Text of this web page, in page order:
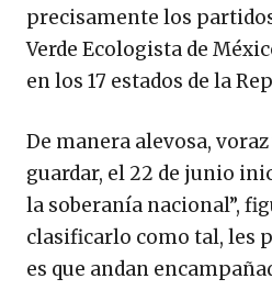
precisamente los
Verde Ecologista de
en los 17 estados de la
De manera alevosa,
guardar, el 22 de junio
la soberanía nacional”,
clasificarlo como tal, les
es que andan